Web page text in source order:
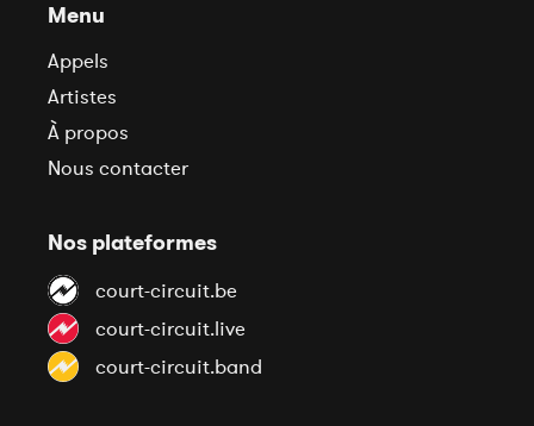
Menu
Appels
Artistes
À propos
Nous contacter
Nos plateformes
court-circuit.be
court-circuit.live
court-circuit.band